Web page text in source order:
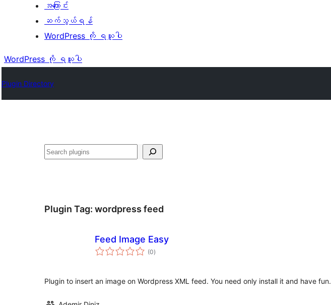
အကြောင်း
ဆက်သွယ်ရန်
WordPress ကို ရယူပါ
WordPress ကို ရယူပါ
Plugin Directory
ရှာ
Plugin Tag: wordpress feed
Feed Image Easy
(0total
ratings
)
Plugin to insert an image on Wordpress XML feed. You need only install it and have fun.